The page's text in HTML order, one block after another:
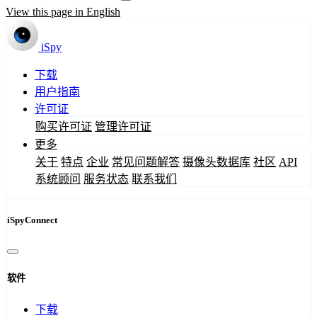
View this page in English
iSpy
下载
用户指南
许可证
购买许可证 管理许可证
更多
关于 特点 企业 常见问题解答 摄像头数据库 社区 API
系统顾问 服务状态 联系我们
iSpyConnect
软件
下载